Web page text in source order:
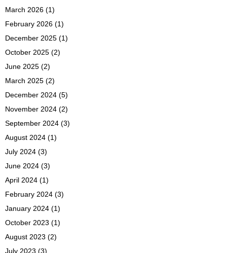
March 2026 (1)
February 2026 (1)
December 2025 (1)
October 2025 (2)
June 2025 (2)
March 2025 (2)
December 2024 (5)
November 2024 (2)
September 2024 (3)
August 2024 (1)
July 2024 (3)
June 2024 (3)
April 2024 (1)
February 2024 (3)
January 2024 (1)
October 2023 (1)
August 2023 (2)
July 2023 (3)